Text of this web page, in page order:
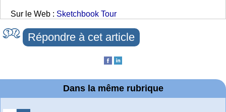
Sur le Web : Sketchbook Tour
Répondre à cet article
Dans la même rubrique